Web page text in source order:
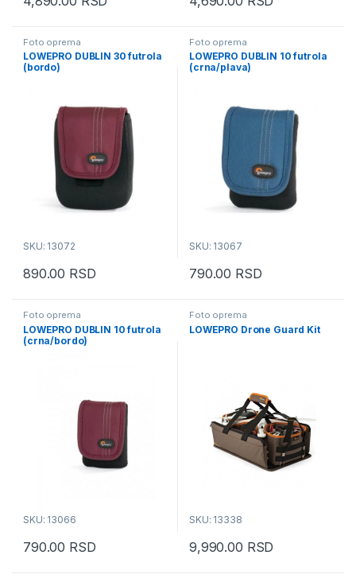
Foto oprema
LOWEPRO DUBLIN 30 futrola
(bordo)
SKU: 13072
890.00 RSD
Foto oprema
LOWEPRO DUBLIN 10 futrola
(crna/plava)
SKU: 13067
790.00 RSD
Foto oprema
LOWEPRO DUBLIN 10 futrola
(crna/bordo)
SKU: 13066
790.00 RSD
Foto oprema
LOWEPRO Drone Guard Kit
SKU: 13338
9,990.00 RSD